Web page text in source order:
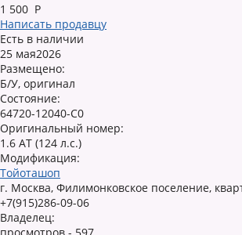
1 500 Р
Написать продавцу
Есть в наличии
25 мая2026
Размещено:
Б/У, оригинал
Состояние:
64720-12040-C0
Оригинальный номер:
1.6 AT (124 л.с.)
Модификация:
Тойоташоп
г. Москва, Филимонковское поселение,
+7(915)286-09-06
Владелец:
просмотров - 597